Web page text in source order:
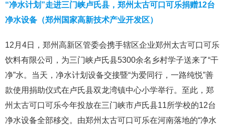
“净水计划”走进三门峡卢氏县，郑州太古可口可乐捐赠12台
净水设备（郑州国家高新技术产业开发区）
12月4日，郑州高新区管委会携手辖区企业郑州太古可口可乐
饮料有限公司，为三门峡卢氏县5300余名乡村学子送来了“干
净”水。当天，净水计划设备交接暨“为爱同行，一路纯悦”善
款使用捐助仪式在卢氏县双龙湾镇中心小学举行。至此，郑
州太古可口可乐今年投放在三门峡市卢氏县11所学校的12台
净水设备全部移交。由郑州太古可口可乐在河南落地的“净水